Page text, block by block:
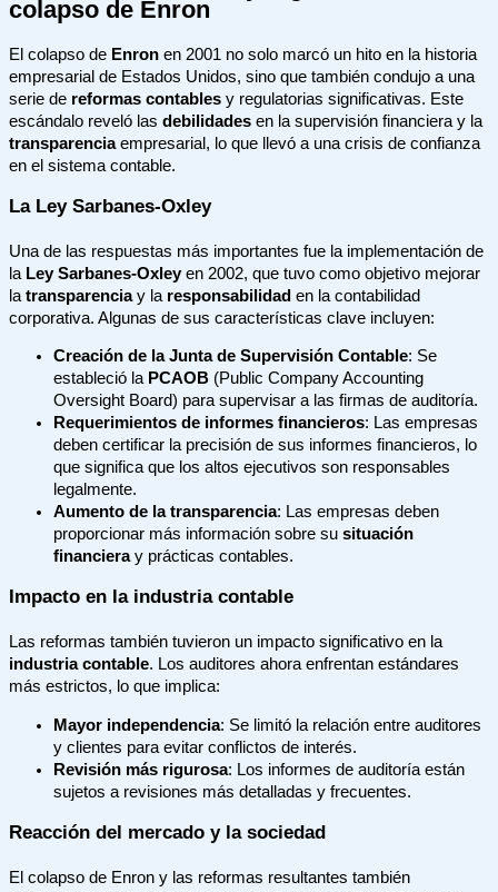
colapso de Enron
El colapso de Enron en 2001 no solo marcó un hito en la historia
empresarial de Estados Unidos, sino que también condujo a una
serie de reformas contables y regulatorias significativas. Este
escándalo reveló las debilidades en la supervisión financiera y la
transparenciaempresarial, lo que llevó a una crisis de confianza
en el sistema contable.
La Ley Sarbanes-Oxley
Una de las respuestas más importantes fue la implementación de
la Ley Sarbanes-Oxleyen 2002, que tuvo como objetivo mejorar
la transparenciay la responsabilidad en la contabilidad
corporativa. Algunas de sus características clave incluyen:
Creación de la Junta de Supervisión Contable: Se
estableció la PCAOB (Public Company Accounting
Oversight Board) para supervisar a las firmas de auditoría.
Requerimientos de informes financieros: Las empresas
deben certificar la precisión de sus informes financieros, lo
que significa que los altos ejecutivos son responsables
legalmente.
Aumento de la transparencia: Las empresas deben
proporcionar más información sobre su situación
financieray prácticas contables.
Impacto en la industria contable
Las reformas también tuvieron un impacto significativo en la
industria contable. Los auditores ahora enfrentan estándares
más estrictos, lo que implica:
Mayor independencia: Se limitó la relación entre auditores
y clientes para evitar conflictos de interés.
Revisión más rigurosa: Los informes de auditoría están
sujetos a revisiones más detalladas y frecuentes.
Reacción del mercado y la sociedad
El colapso de Enron y las reformas resultantes también